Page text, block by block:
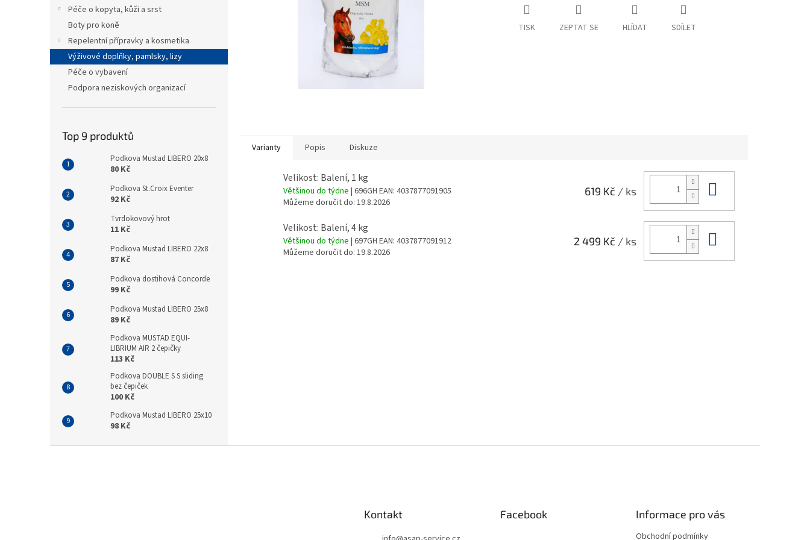
Péče o kopyta, kůži a srst
Boty pro koně
Repelentní přípravky a kosmetika
Výživové doplňky, pamlsky, lizy
Péče o vybavení
Podpora neziskových organizací
Top 9 produktů
Podkova Mustad LIBERO 20x8
80 Kč
Podkova St.Croix Eventer
92 Kč
Tvrdokovový hrot
11 Kč
Podkova Mustad LIBERO 22x8
87 Kč
Podkova dostihová Concorde
99 Kč
Podkova Mustad LIBERO 25x8
89 Kč
Podkova MUSTAD EQUI-
LIBRIUM AIR 2 čepičky
113 Kč
Podkova DOUBLE S S sliding
bez čepiček
100 Kč
Podkova Mustad LIBERO 25x10
98 Kč
TISK ZEPTAT SE HLÍDAT SDÍLET
Varianty Popis Diskuze
Velikost: Balení, 1 kg
Většinou do týdne | 696GH EAN: 4037877091905
Můžeme doručit do: 19.8.2026
619 Kč / ks
Velikost: Balení, 4 kg
Většinou do týdne | 697GH EAN: 4037877091912
Můžeme doručit do: 19.8.2026
2 499 Kč / ks
Kontakt Facebook Informace pro vás
Obchodní podmínky